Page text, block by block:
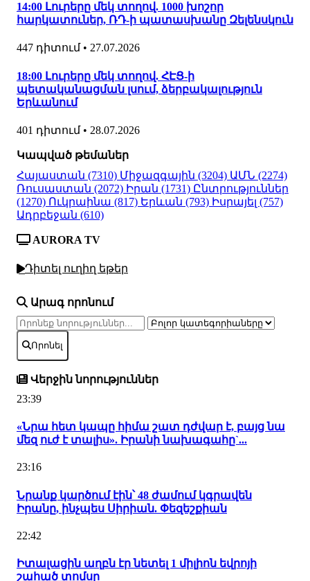
14:00 Լուրերը մեկ տողով. 1000 խոշոր
հարկատուներ, ՌԴ-ի պատասխանը Զելենսկուն
447 դիտում • 27.07.2026
18:00 Լուրերը մեկ տողով. ՀԷՑ-ի
պետականացման լսում, ձերբակալություն
Երևանում
401 դիտում • 28.07.2026
Կապված թեմաներ
Հայաստան (7310) Միջազգային (3204) ԱՄՆ (2274)
Ռուսաստան (2072) Իրան (1731) Ընտրություններ
(1270) Ուկրաինա (817) Երևան (793) Իսրայել (757)
Ադրբեջան (610)
AURORA TV
Դիտել ուղիղ եթեր
Արագ որոնում
Որոնել
Վերջին նորություններ
23:39
«Նրա հետ կապը հիմա շատ դժվար է, բայց նա
մեզ ուժ է տալիս». Իրանի նախագահը`...
23:16
Նրանք կարծում էին՝ 48 ժամում կգրավեն
Իրանը, ինչպես Սիրիան. Փեզեշքիան
22:42
Իտալացին աղբն էր նետել 1 միլիոն եվրոյի
շահած տոմսը